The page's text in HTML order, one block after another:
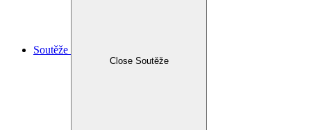
Soutěže
Close Soutěže